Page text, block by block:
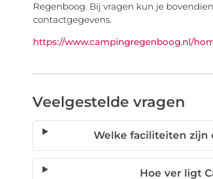
Regenboog. Bij vragen kun je
contactgegevens.
https://www.campingregenboog.nl/
Veelgestelde vragen
Welke faciliteiten zijn
Hoe ver ligt